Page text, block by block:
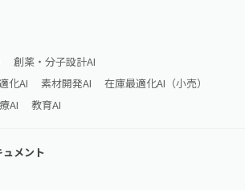
創薬・分子設計AI
化AI
素材開発AI
在庫最適化AI（小売）
AI 教育AI
メント